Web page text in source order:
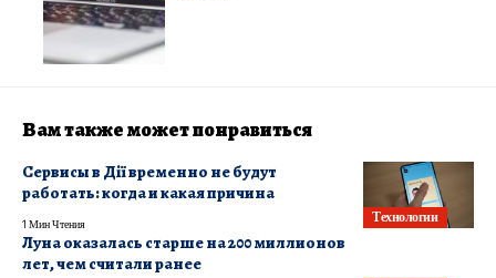
Вам также может понравиться
Технологии
Сервисы в Дії временно не будут
работать: когда и какая причина
1 Мин Чтения
Луна оказалась старше на 200 миллионов
лет, чем считали ранее